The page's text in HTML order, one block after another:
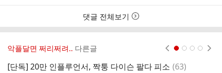
간
댓글 전체보기
악플달면 쩌리쩌려.. 다른글
[단독] 20만 인플루언서, 짝퉁 다이슨 팔다 피소 댓
(63)